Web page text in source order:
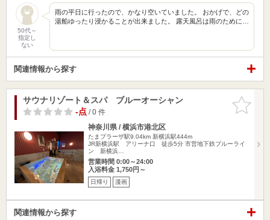
50代～
指定し
ない
雨の平日に行ったので、かなり空いていました。 おかげで、どの
湯船ゆったり浸かることが出来ました。 露天風呂は雨のために…
関連情報から探す
お気に入
りに追加
サウナリゾート＆スパ ブルーオーシャン
-点/ 0 件
神奈川県 / 横浜市港北区
たまプラーザ駅9.04km 新横浜駅444m
JR新横浜駅 アリーナ口 徒歩5分 市営地下鉄ブルーライ
ン 新横浜…
営業時間 0:00～24:00
入浴料金 1,750円～
日帰り 漫画
関連情報から探す